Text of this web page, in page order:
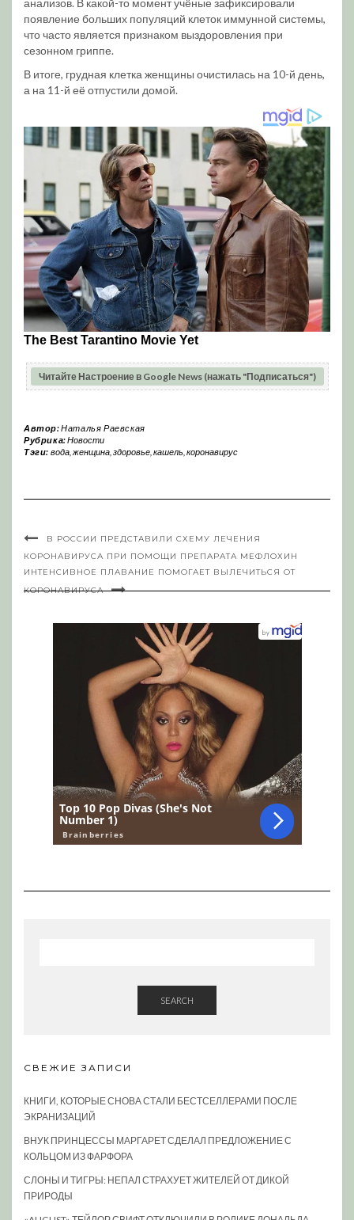
анализов. В какой-то момент учёные зафиксировали
появление больших популяций клеток иммунной системы,
что часто является признаком выздоровления при
сезонном гриппе.
В итоге, грудная клетка женщины очистилась на 10-й день,
а на 11-й её отпустили домой.
Читайте Настроение в Google News (нажать "Подписаться")
Автор:Наталья Раевская
Рубрика:Новости
Тэги: вода, женщина, здоровье, кашель коронавирус
В РОССИИ ПРЕДСТАВИЛИ СХЕМУ ЛЕЧЕНИЯ
КОРОНАВИРУСА ПРИ ПОМОЩИ ПРЕПАРАТА МЕФЛОХИН
ИНТЕНСИВНОЕ ПЛАВАНИЕ ПОМОГАЕТ ВЫЛЕЧИТЬСЯ ОТ
КОРОНАВИРУСА
SEARCH
СВЕЖИЕ ЗАПИСИ
КНИГИ, КОТОРЫЕ СНОВА СТАЛИ БЕСТСЕЛЛЕРАМИ ПОСЛЕ
ЭКРАНИЗАЦИЙ
ВНУК ПРИНЦЕССЫ МАРГАРЕТ СДЕЛАЛ ПРЕДЛОЖЕНИЕ С
КОЛЬЦОМ ИЗ ФАРФОРА
СЛОНЫ И ТИГРЫ: НЕПАЛ СТРАХУЕТ ЖИТЕЛЕЙ ОТ ДИКОЙ
ПРИРОДЫ